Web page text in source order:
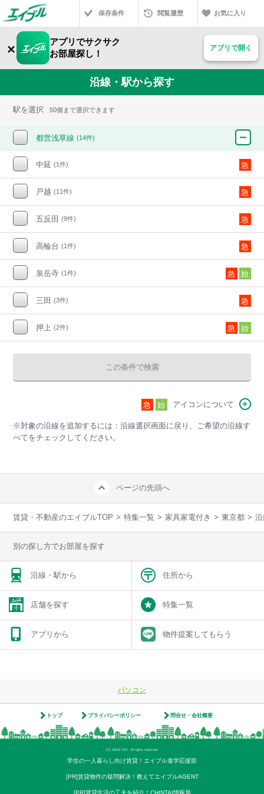
保存条件 閲覧履歴 お気に入り
×
アプリでサクサク
お部屋探し！
アプリで開く
沿線・駅から探す
駅を選択 50個まで選択できます
都営浅草線 (14件)
中延 (1件) 急
戸越 (11件) 急
五反田 (9件) 急
高輪台 (1件) 急
泉岳寺 (1件) 急 始
三田 (3件) 急
押上 (2件) 急 始
この条件で検索
急 始 アイコンについて
※対象の沿線を追加するには：沿線選択画面に戻り、ご希望の沿線す
べてをチェックしてください。
ページの先頭へ
賃貸・不動産のエイブルTOP > 特集一覧 > 家具家電付き > 東京都 >
別の探し方でお部屋を探す
沿線・駅から 住所から
店舗を探す 特集一覧
アプリから 物件提案してもらう
パソコン
トップ プライバシーポリシー 問合せ・会社概要
(C) ABLE INC. All rights reserved.
学生の一人暮らし向け賃貸！エイブル進学応援部
[PR]賃貸物件の疑問解決！教えてエイブルAGENT
[PR]賃貸生活の工夫を紹介！CHINTAI情報局